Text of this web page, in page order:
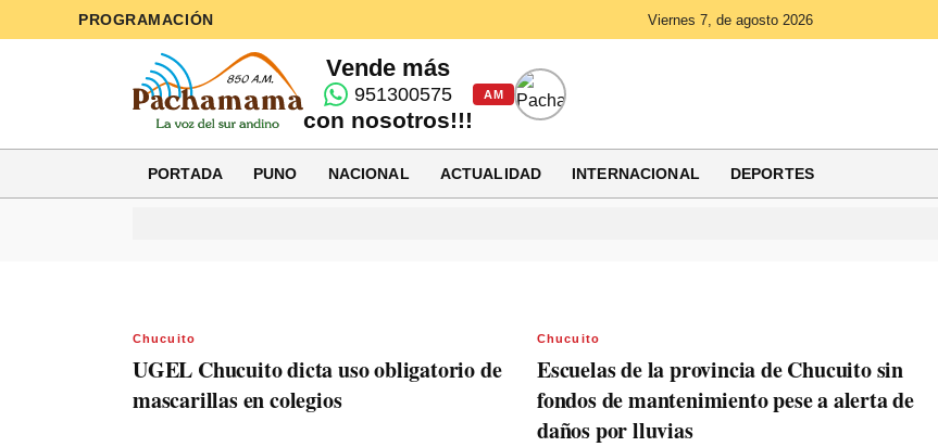
PROGRAMACIÓN Viernes 7, de agosto 2026
Vende más
951300575
con nosotros!!!
AM
PORTADA PUNO NACIONAL ACTUALIDAD INTERNACIONAL DEPORTES
Chucuito
UGEL Chucuito dicta uso obligatorio de
mascarillas en colegios
Chucuito
Escuelas de la provincia de Chucuito sin
fondos de mantenimiento pese a alerta de
daños por lluvias